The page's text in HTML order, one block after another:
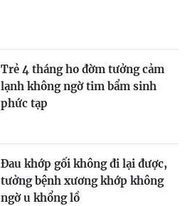
Trẻ 4 tháng ho đờm tưởng cảm
lạnh không ngờ tim bẩm sinh
phức tạp
Đau khớp gối không đi lại được,
tưởng bệnh xương khớp không
ngờ u khổng lồ